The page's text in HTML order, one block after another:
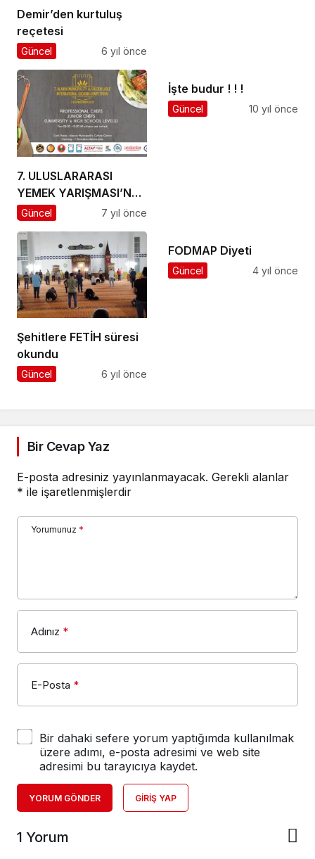
Demir’den kurtuluş
reçetesi
Güncel 6 yıl önce
7. ULUSLARARASI
YEMEK YARIŞMASI’NA
SAYILI GÜNLER KALDI
Güncel 7 yıl önce
İşte budur ! ! !
Güncel 10 yıl önce
Şehitlere FETİH süresi
okundu
Güncel 6 yıl önce
FODMAP Diyeti
Güncel 4 yıl önce
Bir Cevap Yaz
E-posta adresiniz yayınlanmayacak. Gerekli alanlar
* ile işaretlenmişlerdir
Yorumunuz *
Adınız *
E-Posta *
Bir dahaki sefere yorum yaptığımda kullanılmak
üzere adımı, e-posta adresimi ve web site
adresimi bu tarayıcıya kaydet.
YORUM GÖNDER GIRIŞ YAP
1 Yorum